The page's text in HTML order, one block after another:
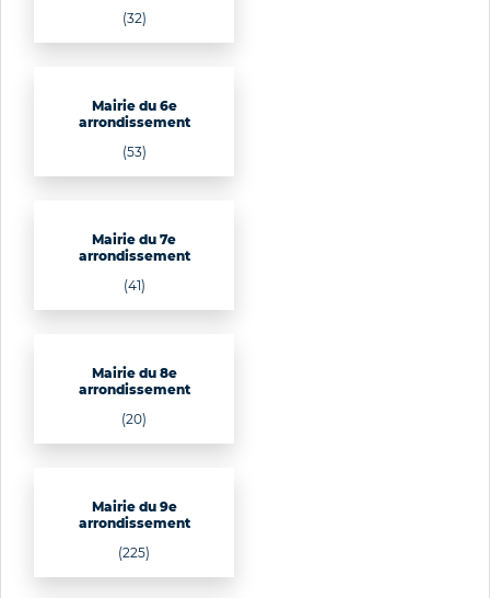
(32)
Mairie du 6e
arrondissement
(53)
Mairie du 7e
arrondissement
(41)
Mairie du 8e
arrondissement
(20)
Mairie du 9e
arrondissement
(225)